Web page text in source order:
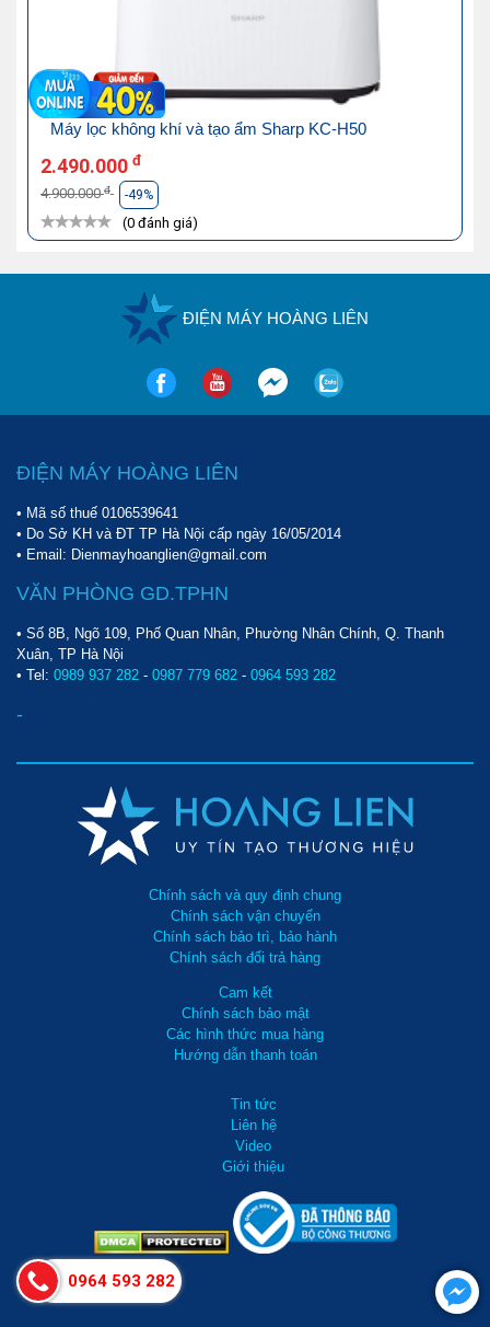
Máy lọc không khí và tạo ẩm Sharp KC-H50
2.490.000 đ
4.900.000đ -49%
(0 đánh giá)
ĐIỆN MÁY HOÀNG LIÊN
ĐIỆN MÁY HOÀNG LIÊN
• Mã số thuế 0106539641
• Do Sở KH và ĐT TP Hà Nội cấp ngày 16/05/2014
• Email: Dienmayhoanglien@gmail.com
VĂN PHÒNG GD.TPHN
• Số 8B, Ngõ 109, Phố Quan Nhân, Phường Nhân Chính, Q. Thanh
Xuân, TP Hà Nội
• Tel: 0989 937 282 - 0987 779 682 - 0964 593 282
-
Chính sách và quy định chung
Chính sách vận chuyển
Chính sách bảo trì, bảo hành
Chính sách đổi trả hàng
Cam kết
Chính sách bảo mật
Các hình thức mua hàng
Hướng dẫn thanh toán
Tin tức
Liên hệ
Video
Giới thiệu
0964 593 282